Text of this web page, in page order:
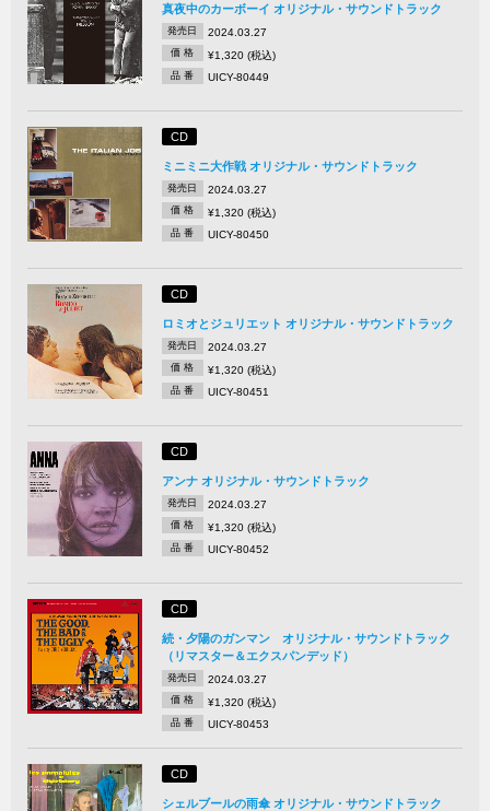
真夜中のカーボーイ オリジナル・サウンドトラック
発売日 2024.03.27
価 格 ¥1,320 (税込)
品 番 UICY-80449
CD
ミニミニ大作戦 オリジナル・サウンドトラック
発売日 2024.03.27
価 格 ¥1,320 (税込)
品 番 UICY-80450
CD
ロミオとジュリエット オリジナル・サウンドトラック
発売日 2024.03.27
価 格 ¥1,320 (税込)
品 番 UICY-80451
CD
アンナ オリジナル・サウンドトラック
発売日 2024.03.27
価 格 ¥1,320 (税込)
品 番 UICY-80452
CD
続・夕陽のガンマン オリジナル・サウンドトラック
（リマスター＆エクスパンデッド）
発売日 2024.03.27
価 格 ¥1,320 (税込)
品 番 UICY-80453
CD
シェルブールの雨傘 オリジナル・サウンドトラック